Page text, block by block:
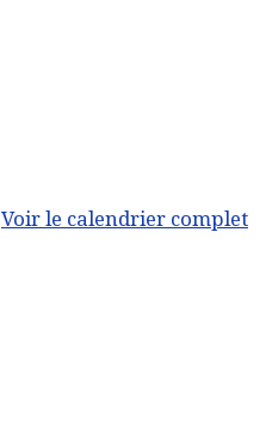
Voir le calendrier complet